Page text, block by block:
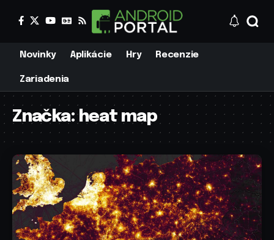
Novinky Aplikácie Hry Recenzie
Zariadenia
Značka:heat map